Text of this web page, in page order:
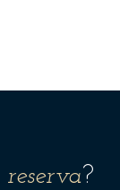
reserva?